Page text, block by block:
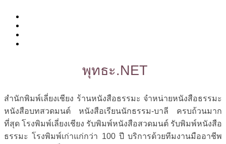
พุทธะ.NET
สำนักพิมพ์เลี่ยงเชียง ร้านหนังสือธรรมะ จำหน่ายหนังสือธรรมะ
หนังสือบทสวดมนต์ หนังสือเรียนนักธรรม-บาลี ครบถ้วนมาก
ที่สุด โรงพิมพ์เลี่ยงเชียง รับพิมพ์หนังสือสวดมนต์ รับพิมพ์หนังสือ
ธรรมะ โรงพิมพ์เก่าแก่กว่า 100 ปี บริการด้วยทีมงานมืออาชีพ